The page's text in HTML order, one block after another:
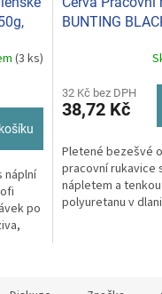
(3 ks)
náplní
po
BUNTING
32 Kč bez DPH
38,72 Kč
Pletené bezešvé
pracovní rukavice
nápletem a
polyuretanu v